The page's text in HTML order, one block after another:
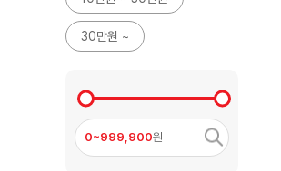
30만원 ~
0~999,900원
스타워즈: 에피
- 1/6 스노우트
[핫토이] TMS156 스타워즈: 안도
르 - 1/6 K-2SO 컬렉터블 피규어
398,000
3,980